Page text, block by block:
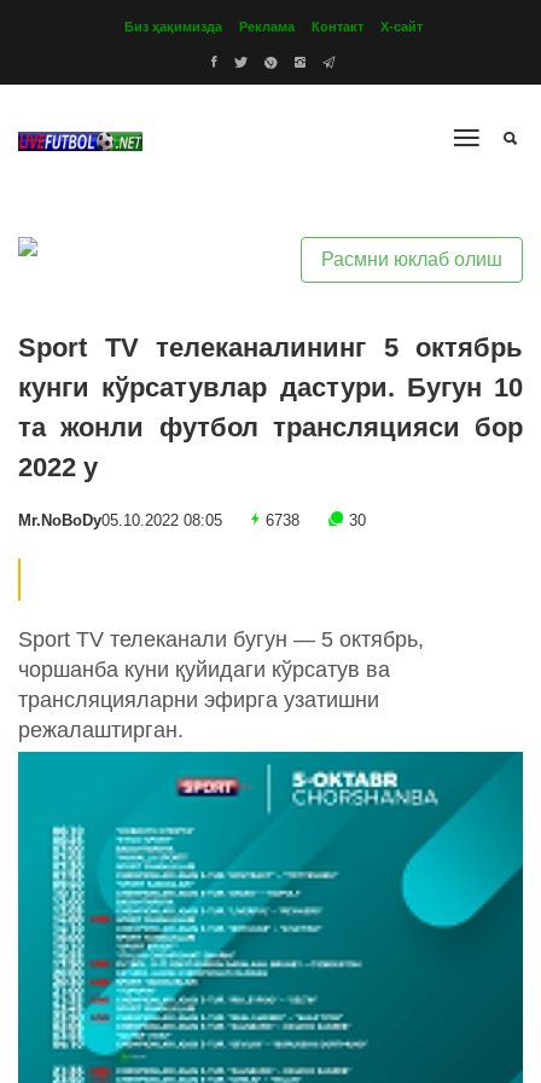
Биз ҳақимизда Реклама Контакт Х-сайт
Расмни юклаб олиш
Sport TV телеканалининг 5 октябрь
кунги кўрсатувлар дастури. Бугун 10
та жонли футбол трансляцияси бор
2022 y
Mr.NoBoDy05.10.2022 08:05 6738 30
Sport TV телеканали бугун — 5 октябрь,
чоршанба куни қуйидаги кўрсатув ва
трансляцияларни эфирга узатишни
режалаштирган.